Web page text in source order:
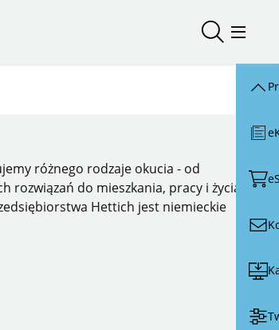
Otwórz/
różnego rodzaje okucia - od
do mieszkania, pracy i życia.
Hettich jest niemieckie